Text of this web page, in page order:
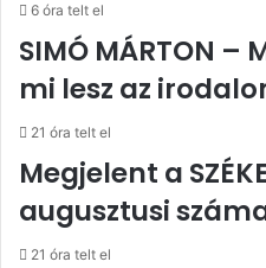
6 óra telt el
SIMÓ MÁRTON –
mi lesz az
21 óra telt el
Megjelent a
augusztusi
21 óra telt el